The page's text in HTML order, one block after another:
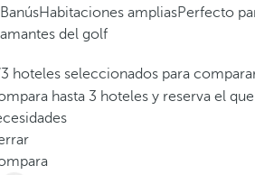
BanúsHabitaciones ampliasPerfecto
amantes del golf
hoteles seleccionados para
hasta 3 hoteles y reserva el